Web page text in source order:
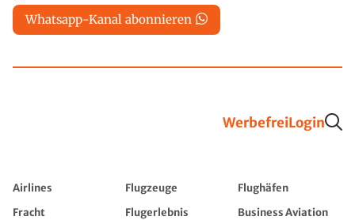
Whatsapp-Kanal abonnieren
WerbefreiLogin
Airlines Flugzeuge
Flughäfen
Fracht
Flugerlebnis
Business Aviation